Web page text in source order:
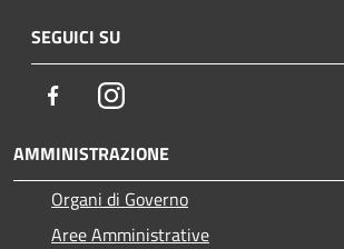
SEGUICI SU
FacebookInstagram
AMMINISTRAZIONE
Organi di Governo
Aree Amministrative